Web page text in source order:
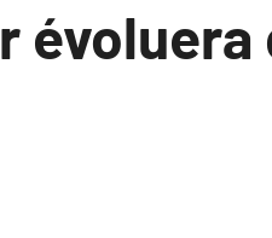
évoluera